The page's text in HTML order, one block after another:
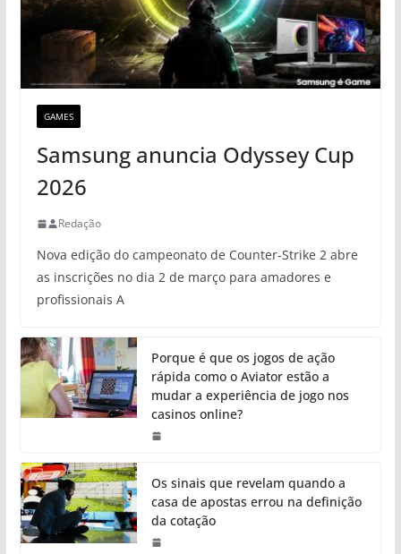
GAMES
Samsung anuncia Odyssey Cup
2026
Redação
Nova edição do campeonato de Counter-Strike 2 abre
as inscrições no dia 2 de março para amadores e
profissionais A
Porque é que os jogos de ação
rápida como o Aviator estão a
mudar a experiência de jogo nos
casinos online?
Os sinais que revelam quando a
casa de apostas errou na definição
da cotação